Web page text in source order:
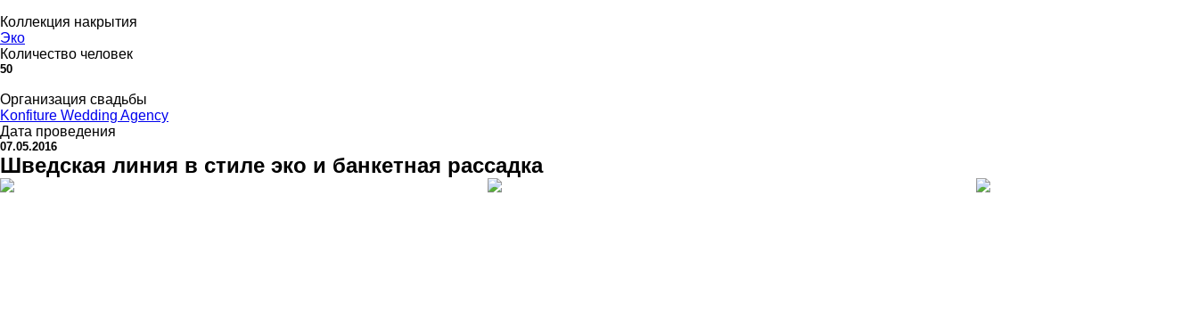
Коллекция накрытия
Эко
Количество человек
50
Организация свадьбы
Konfiture Wedding Agency
Дата проведения
07.05.2016
Шведская линия в стиле эко и банкетная рассадка